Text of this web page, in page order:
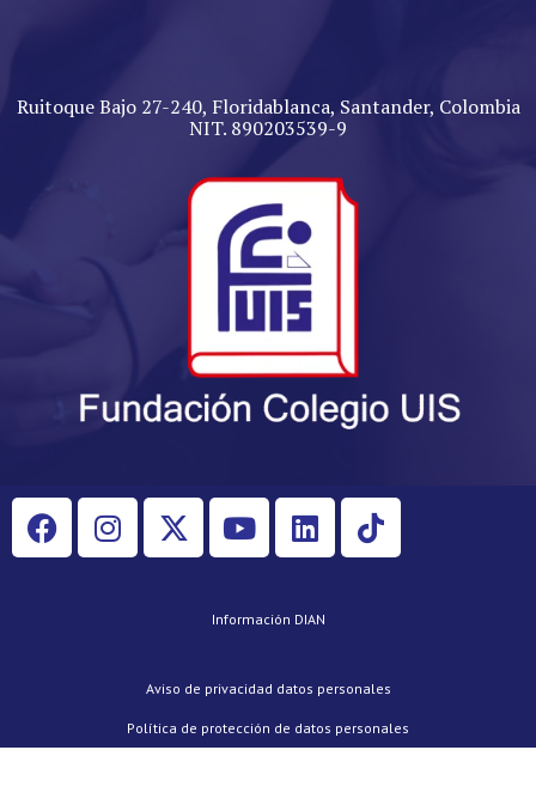
Ruitoque Bajo 27-240, Floridablanca, Santander, Colombia
NIT. 890203539-9
Política de protección de datos personales
Aviso de privacidad datos personales
Información DIAN